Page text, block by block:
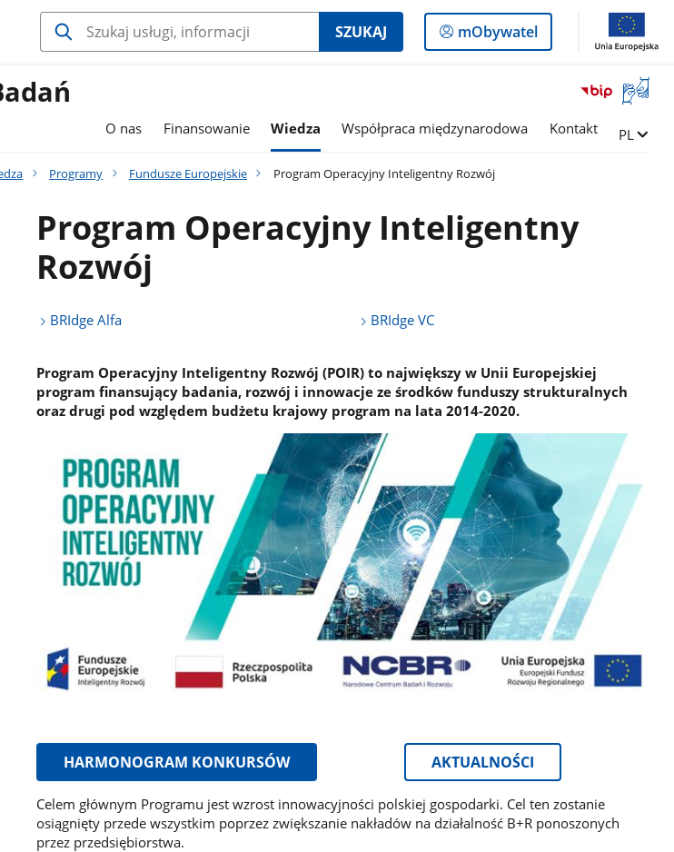
SZUKAJ
Logowanie
do
mObywatel
Otwórz
okno
O nas Finansowanie Wiedza Współpraca międzynarodowa Kontakt Zmień
PL
Programy Fundusze Europejskie Program Operacyjny Inteligentny Rozwój
Program Operacyjny Inteligentny
Rozwój
BRIdge Alfa BRIdge VC
Program Operacyjny Inteligentny Rozwój (POIR) to największy w Unii Europejskiej
program finansujący badania, rozwój i innowacje ze środków funduszy strukturalnych
oraz drugi pod względem budżetu krajowy program na lata 2014-2020.
HARMONOGRAM KONKURSÓW AKTUALNOŚCI
Celem głównym Programu jest wzrost innowacyjności polskiej gospodarki. Cel ten zostanie
osiągnięty przede wszystkim poprzez zwiększanie nakładów na działalność B+R ponoszonych
przez przedsiębiorstwa.